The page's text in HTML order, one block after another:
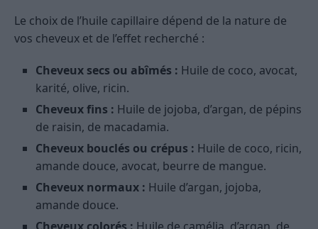
Le choix de l’huile capillaire dépend de la nature de
vos cheveux et de l’effet recherché :
Cheveux secs ou abîmés : Huile de coco, avocat,
karité, olive, ricin.
Cheveux fins : Huile de jojoba, d’argan, de pépins
de raisin, de macadamia.
Cheveux bouclés ou crépus : Huile de coco, ricin,
amande douce, avocat, beurre de mangue.
Cheveux normaux : Huile d’argan, jojoba,
amande douce.